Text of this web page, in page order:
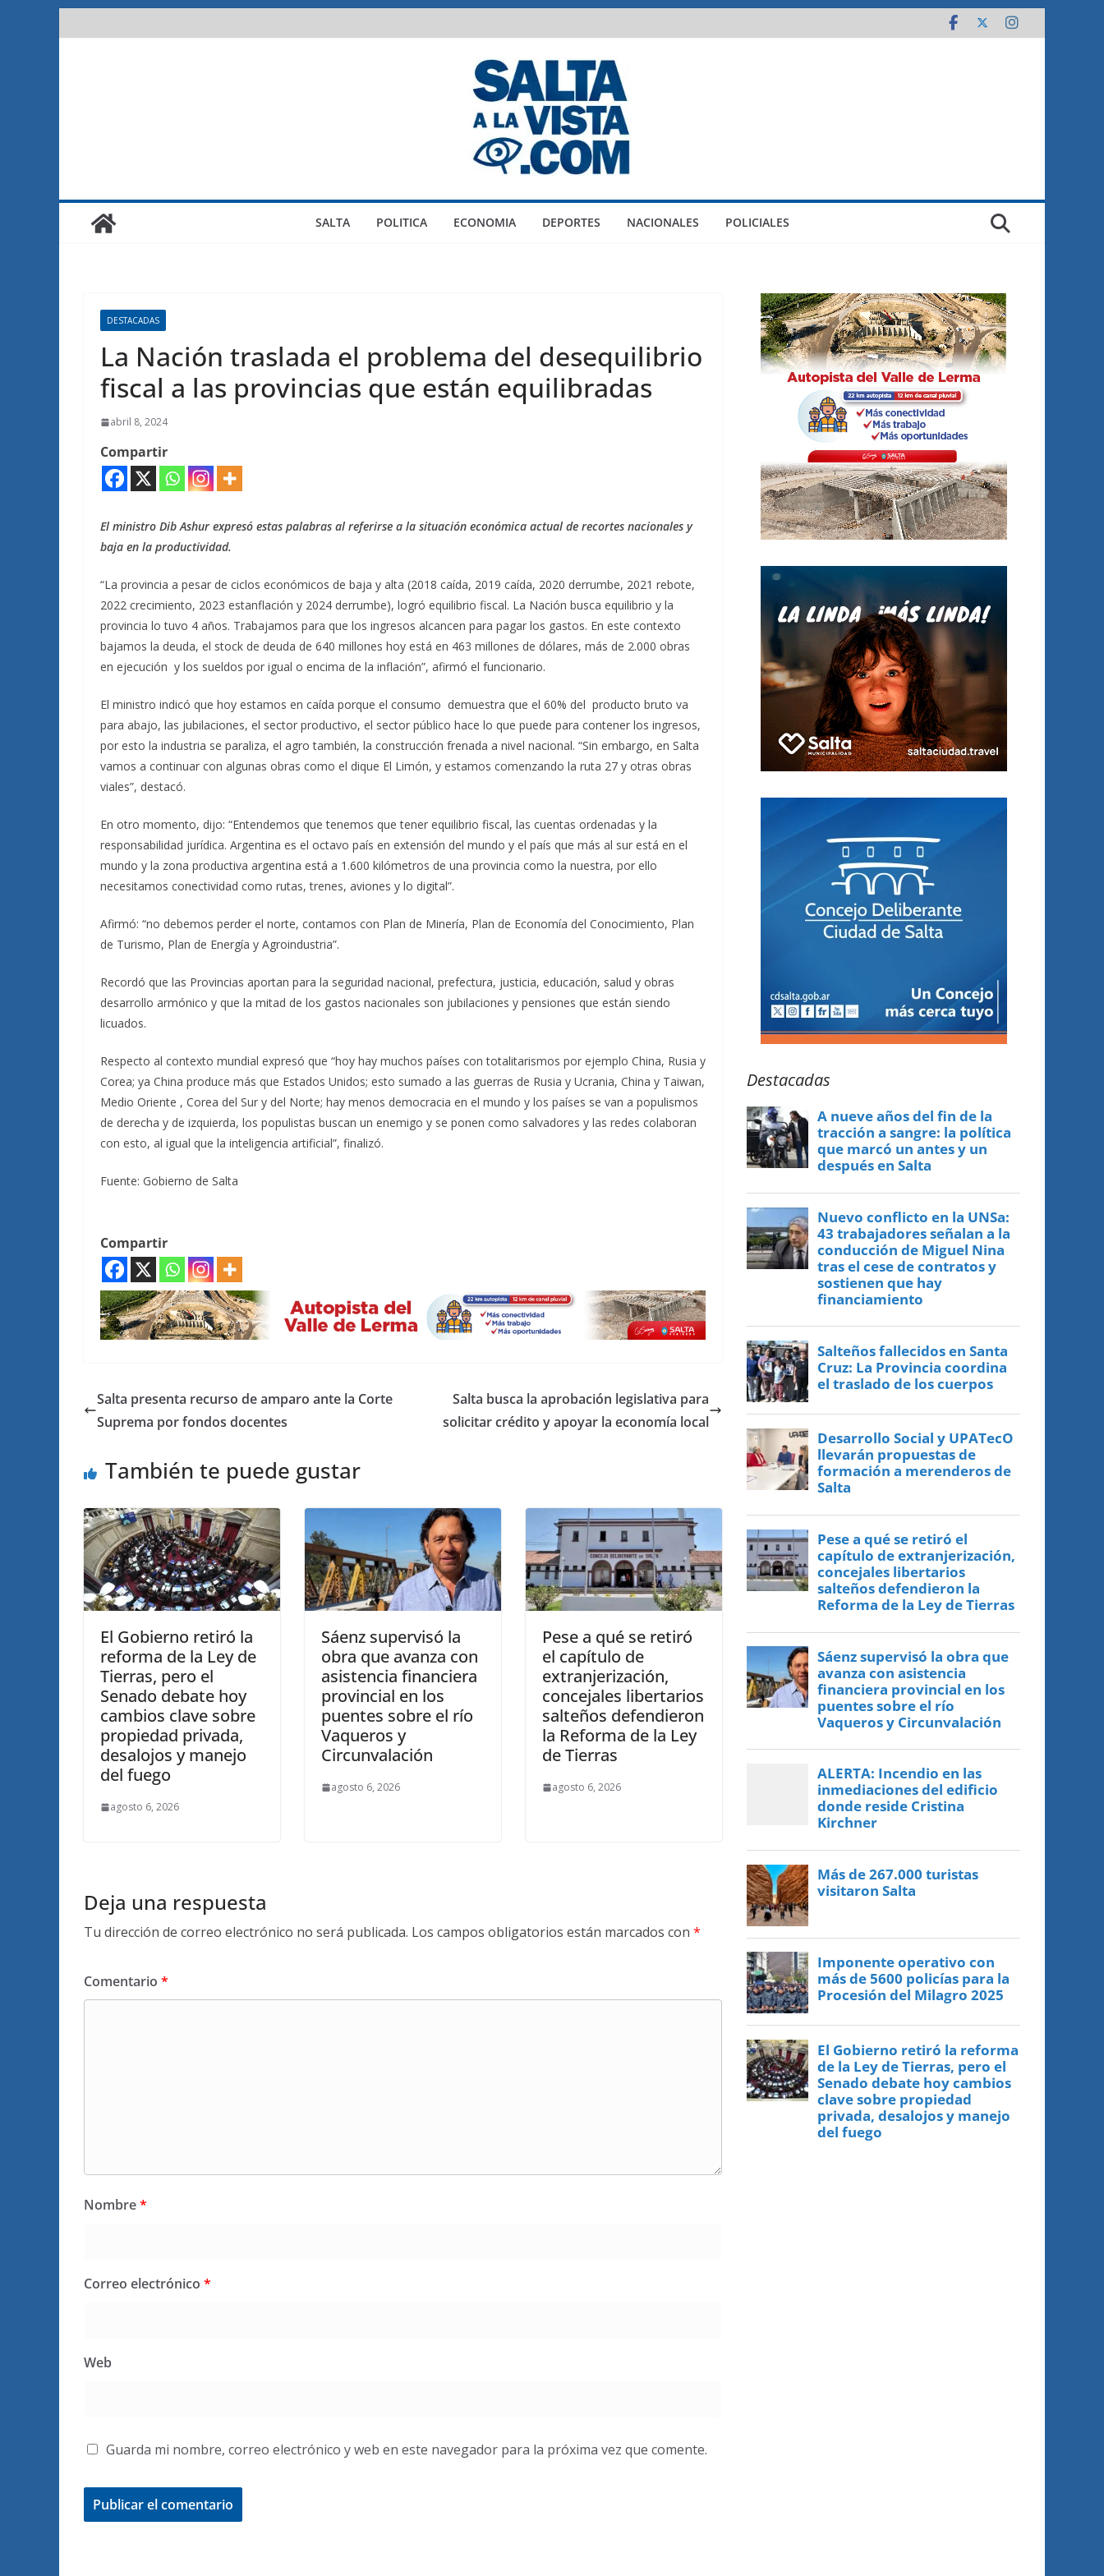
al
SALTA POLITICA ECONOMIA DEPORTES NACIONALES POLICIALES
DESTACADAS
La Nación traslada el problema del desequilibrio
fiscal a las provincias que están equilibradas
abril 8, 2024
Compartir
El ministro Dib Ashur expresó estas palabras al referirse a la situación económica actual de recortes nacionales y
baja en la productividad.
“La provincia a pesar de ciclos económicos de baja y alta (2018 caída, 2019 caída, 2020 derrumbe, 2021 rebote,
2022 crecimiento, 2023 estanflación y 2024 derrumbe), logró equilibrio fiscal. La Nación busca equilibrio y la
provincia lo tuvo 4 años. Trabajamos para que los ingresos alcancen para pagar los gastos. En este contexto
bajamos la deuda, el stock de deuda de 640 millones hoy está en 463 millones de dólares, más de 2.000 obras
en ejecución y los sueldos por igual o encima de la inflación”, afirmó el funcionario.
El ministro indicó que hoy estamos en caída porque el consumo demuestra que el 60% del producto bruto va
para abajo, las jubilaciones, el sector productivo, el sector público hace lo que puede para contener los ingresos,
por esto la industria se paraliza, el agro también, la construcción frenada a nivel nacional. “Sin embargo, en Salta
vamos a continuar con algunas obras como el dique El Limón, y estamos comenzando la ruta 27 y otras obras
viales”, destacó.
En otro momento, dijo: “Entendemos que tenemos que tener equilibrio fiscal, las cuentas ordenadas y la
responsabilidad jurídica. Argentina es el octavo país en extensión del mundo y el país que más al sur está en el
mundo y la zona productiva argentina está a 1.600 kilómetros de una provincia como la nuestra, por ello
necesitamos conectividad como rutas, trenes, aviones y lo digital”.
Afirmó: “no debemos perder el norte, contamos con Plan de Minería, Plan de Economía del Conocimiento, Plan
de Turismo, Plan de Energía y Agroindustria”.
Recordó que las Provincias aportan para la seguridad nacional, prefectura, justicia, educación, salud y obras
desarrollo armónico y que la mitad de los gastos nacionales son jubilaciones y pensiones que están siendo
licuados.
Respecto al contexto mundial expresó que “hoy hay muchos países con totalitarismos por ejemplo China, Rusia y
Corea; ya China produce más que Estados Unidos; esto sumado a las guerras de Rusia y Ucrania, China y Taiwan,
Medio Oriente , Corea del Sur y del Norte; hay menos democracia en el mundo y los países se van a populismos
de derecha y de izquierda, los populistas buscan un enemigo y se ponen como salvadores y las redes colaboran
con esto, al igual que la inteligencia artificial”, finalizó.
Fuente: Gobierno de Salta
Compartir
Salta presenta recurso de amparo ante la Corte
Suprema por fondos docentes
Salta busca la aprobación legislativa para
solicitar crédito y apoyar la economía local
También te puede gustar
El Gobierno retiró la
reforma de la Ley de
Tierras, pero el
Senado debate hoy
cambios clave sobre
propiedad privada,
desalojos y manejo
del fuego
agosto 6, 2026
Sáenz supervisó la
obra que avanza con
asistencia financiera
provincial en los
puentes sobre el río
Vaqueros y
Circunvalación
agosto 6, 2026
Pese a qué se retiró
el capítulo de
extranjerización,
concejales libertarios
salteños defendieron
la Reforma de la Ley
de Tierras
agosto 6, 2026
Deja una respuesta
Tu dirección de correo electrónico no será publicada. Los campos obligatorios están marcados con *
Comentario *
Nombre*
Correo electrónico *
Web
Guarda mi nombre, correo electrónico y web en este navegador para la próxima vez que comente.
Destacadas